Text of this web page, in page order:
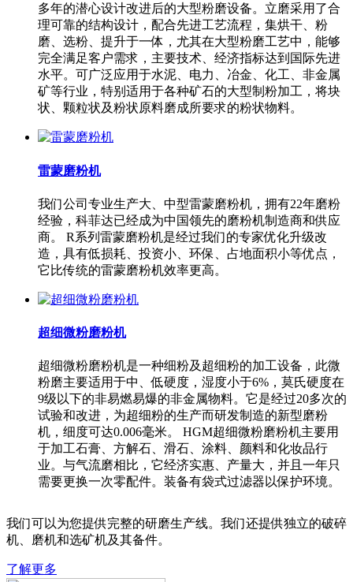
多年的潜心设计改进后的大型粉磨设备。立磨采用了合
理可靠的结构设计，配合先进工艺流程，集烘干、粉
磨、选粉、提升于一体，尤其在大型粉磨工艺中，能够
完全满足客户需求，主要技术、经济指标达到国际先进
水平。可广泛应用于水泥、电力、冶金、化工、非金属
矿等行业，特别适用于各种矿石的大型制粉加工，将块
状、颗粒状及粉状原料磨成所要求的粉状物料。
雷蒙磨粉机
我们公司专业生产大、中型雷蒙磨粉机，拥有22年磨粉
经验，科菲达已经成为中国领先的磨粉机制造商和供应
商。 R系列雷蒙磨粉机是经过我们的专家优化升级改
造，具有低损耗、投资小、环保、占地面积小等优点，
它比传统的雷蒙磨粉机效率更高。
超细微粉磨粉机
超细微粉磨粉机是一种细粉及超细粉的加工设备，此微
粉磨主要适用于中、低硬度，湿度小于6%，莫氏硬度在
9级以下的非易燃易爆的非金属物料。它是经过20多次的
试验和改进，为超细粉的生产而研发制造的新型磨粉
机，细度可达0.006毫米。 HGM超细微粉磨粉机主要用
于加工石膏、方解石、滑石、涂料、颜料和化妆品行
业。与气流磨相比，它经济实惠、产量大，并且一年只
需要更换一次零配件。装备有袋式过滤器以保护环境。
我们可以为您提供完整的研磨生产线。我们还提供独立的破碎
机、磨机和选矿机及其备件。
了解更多